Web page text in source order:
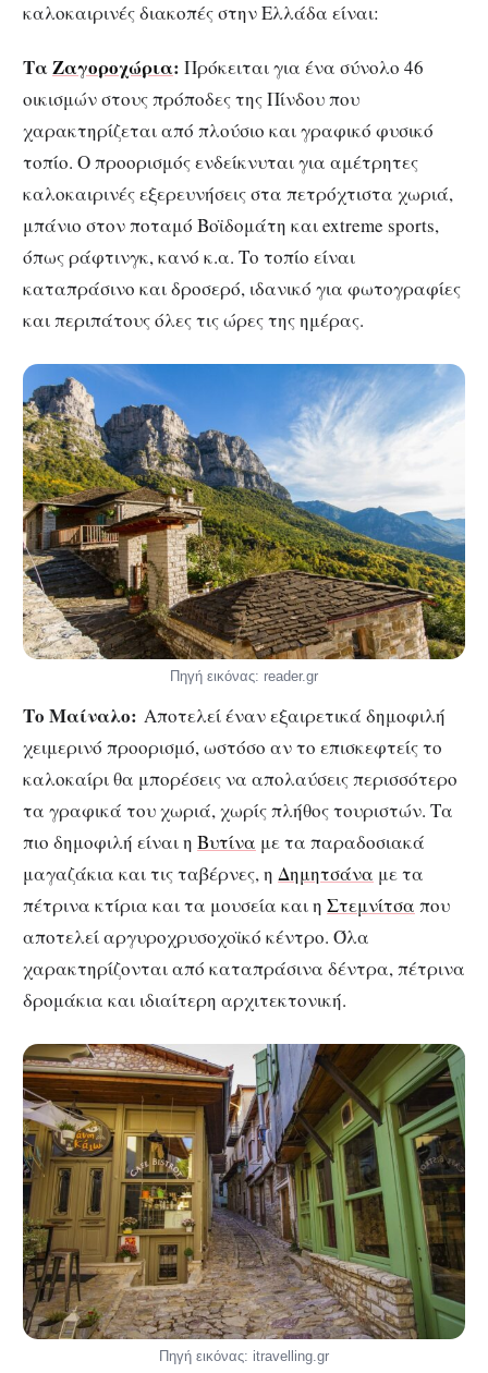
καλοκαιρινές διακοπές στην Ελλάδα είναι:
ΤαΖαγοροχώρια: Πρόκειται για ένα σύνολο 46
οικισμών στους πρόποδες της Πίνδου που
χαρακτηρίζεται από πλούσιο και γραφικό φυσικό
τοπίο. Ο προορισμός ενδείκνυται για αμέτρητες
καλοκαιρινές εξερευνήσεις στα πετρόχτιστα χωριά,
μπάνιο στον ποταμό Βοϊδομάτη και extreme sports,
όπως ράφτινγκ, κανό κ.α. Το τοπίο είναι
καταπράσινο και δροσερό, ιδανικό για φωτογραφίες
και περιπάτους όλες τις ώρες της ημέρας.
Πηγή εικόνας: reader.gr
Το Μαίναλο: Αποτελεί έναν εξαιρετικά δημοφιλή
χειμερινό προορισμό, ωστόσο αν το επισκεφτείς το
καλοκαίρι θα μπορέσεις να απολαύσεις περισσότερο
τα γραφικά του χωριά, χωρίς πλήθος τουριστών. Τα
πιο δημοφιλή είναι η Βυτίνα με τα παραδοσιακά
μαγαζάκια και τις ταβέρνες, η Δημητσάνα με τα
πέτρινα κτίρια και τα μουσεία και η Στεμνίτσα που
αποτελεί αργυροχρυσοχοϊκό κέντρο. Όλα
χαρακτηρίζονται από καταπράσινα δέντρα, πέτρινα
δρομάκια και ιδιαίτερη αρχιτεκτονική.
Πηγή εικόνας: itravelling.gr